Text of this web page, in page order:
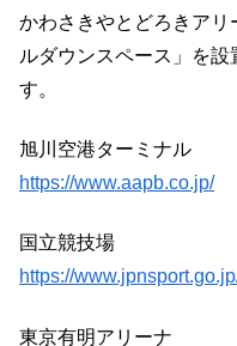
かわさきやとどろきア
ルダウンスペース」を
す。
旭川空港ターミナル
https://www.aapb.co.jp/
国立競技場
https://
東京有明アリーナ